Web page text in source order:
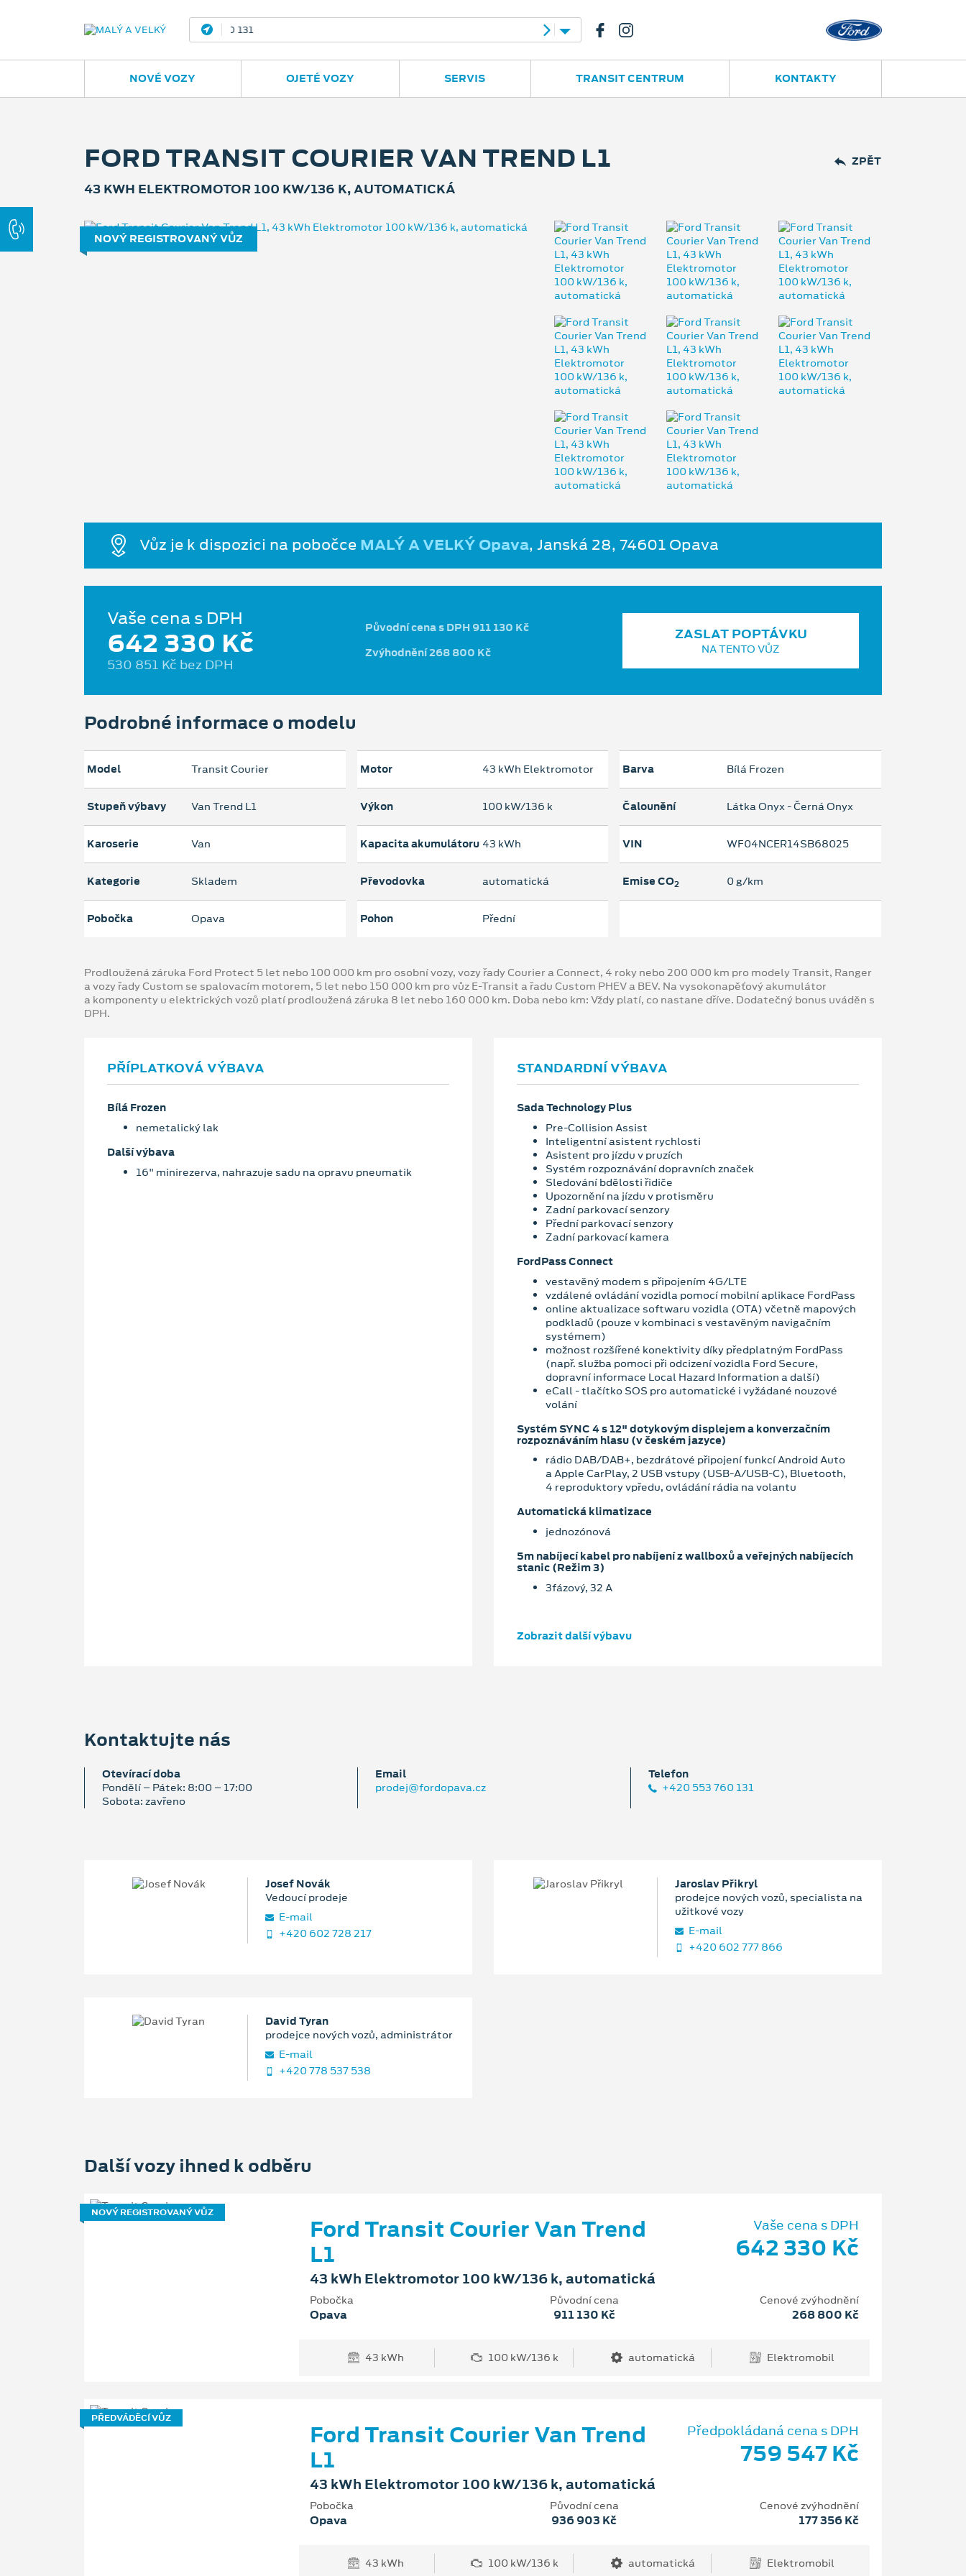
Ostrava - Vítkovice Opava
NOVÉ VOZY OJETÉ VOZY SERVIS TRANSIT CENTRUM KONTAKTY
ZPĚT
FORD TRANSIT COURIER VAN TREND L1
43 KWH ELEKTROMOTOR 100 KW/136 K, AUTOMATICKÁ
NOVÝ REGISTROVANÝ VŮZ
Vůz je k dispozici na pobočce MALÝ A VELKÝ Opava, Janská 28, 74601 Opava
Vaše cena s DPH
642 330 Kč
530 851 Kč bez DPH
Původní cena s DPH 911 130 Kč
Zvýhodnění 268 800 Kč
ZASLAT POPTÁVKU
NA TENTO VŮZ
Podrobné informace o modelu
Model Transit Courier
Stupeň výbavy Van Trend L1
Karoserie Van
Kategorie Skladem
Pobočka Opava
Motor 43 kWh Elektromotor
Výkon 100 kW/136 k
Kapacita akumulátoru 43 kWh
Převodovka automatická
Pohon Přední
Barva Bílá Frozen
Čalounění Látka Onyx - Černá Onyx
VIN WF04NCER14SB68025
Emise CO2 0 g/km
Prodloužená záruka Ford Protect 5 let nebo 100 000 km pro osobní vozy, vozy řady Courier a Connect, 4 roky nebo 200 000 km pro modely Transit, Ranger
a vozy řady Custom se spalovacím motorem, 5 let nebo 150 000 km pro vůz E-Transit a řadu Custom PHEV a BEV. Na vysokonapěťový akumulátor
a komponenty u elektrických vozů platí prodloužená záruka 8 let nebo 160 000 km. Doba nebo km: Vždy platí, co nastane dříve. Dodatečný bonus uváděn s
DPH.
PŘÍPLATKOVÁ VÝBAVA
Bílá Frozen
nemetalický lak
Další výbava
16" minirezerva, nahrazuje sadu na opravu pneumatik
STANDARDNÍ VÝBAVA
Sada Technology Plus
Pre-Collision Assist
Inteligentní asistent rychlosti
Asistent pro jízdu v pruzích
Systém rozpoznávání dopravních značek
Sledování bdělosti řidiče
Upozornění na jízdu v protisměru
Zadní parkovací senzory
Přední parkovací senzory
Zadní parkovací kamera
FordPass Connect
vestavěný modem s připojením 4G/LTE
vzdálené ovládání vozidla pomocí mobilní aplikace FordPass
online aktualizace softwaru vozidla (OTA) včetně mapových
podkladů (pouze v kombinaci s vestavěným navigačním
systémem)
možnost rozšířené konektivity díky předplatným FordPass
(např. služba pomoci při odcizení vozidla Ford Secure,
dopravní informace Local Hazard Information a další)
eCall - tlačítko SOS pro automatické i vyžádané nouzové
volání
Systém SYNC 4 s 12" dotykovým displejem a konverzačním
rozpoznáváním hlasu (v českém jazyce)
rádio DAB/DAB+, bezdrátové připojení funkcí Android Auto
a Apple CarPlay, 2 USB vstupy (USB-A/USB-C), Bluetooth,
4 reproduktory vpředu, ovládání rádia na volantu
Automatická klimatizace
jednozónová
5m nabíjecí kabel pro nabíjení z wallboxů a veřejných nabíjecích
stanic (Režim 3)
3fázový, 32 A
Zobrazit další výbavu
Kontaktujte nás
Otevírací doba
Pondělí – Pátek: 8:00 – 17:00
Sobota: zavřeno
Email
prodej@fordopava.cz
Telefon
+420 553 760 131
Josef Novák
Vedoucí prodeje
E‑mail
+420 602 728 217
Jaroslav Přikryl
prodejce nových vozů, specialista na
užitkové vozy
E‑mail
+420 602 777 866
David Tyran
prodejce nových vozů, administrátor
E‑mail
+420 778 537 538
Další vozy ihned k odběru
NOVÝ REGISTROVANÝ VŮZ
Ford Transit Courier Van Trend
L1
43 kWh Elektromotor 100 kW/136 k, automatická
Vaše cena s DPH
642 330 Kč
Pobočka
Opava
Původní cena
911 130 Kč
Cenové zvýhodnění
268 800 Kč
43 kWh 100 kW/136 k automatická Elektromobil
PŘEDVÁDĚCÍ VŮZ
Ford Transit Courier Van Trend
L1
43 kWh Elektromotor 100 kW/136 k, automatická
Předpokládaná cena s DPH
759 547 Kč
Pobočka
Opava
Původní cena
936 903 Kč
Cenové zvýhodnění
177 356 Kč
43 kWh 100 kW/136 k automatická Elektromobil